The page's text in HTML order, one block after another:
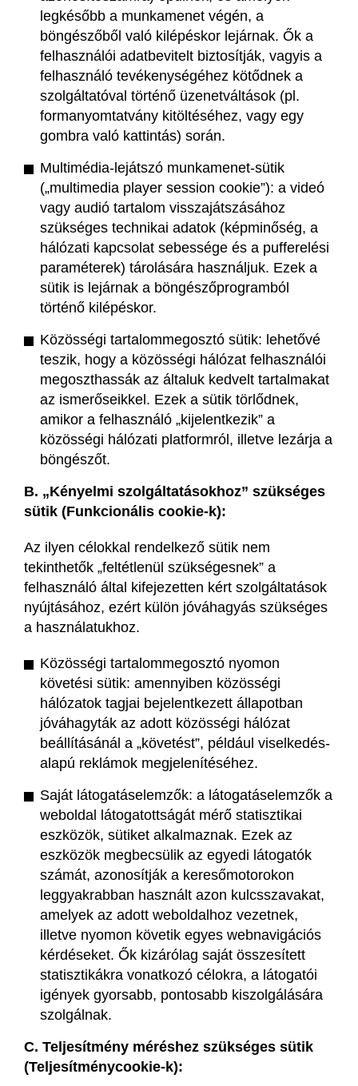
legkésőbb a munkamenet végén, a
böngészőből való kilépéskor lejárnak. Ők a
felhasználói adatbevitelt biztosítják, vagyis a
felhasználó tevékenységéhez kötődnek a
szolgáltatóval történő üzenetváltások (pl.
formanyomtatvány kitöltéséhez, vagy egy
gombra való kattintás) során.
Multimédia-lejátszó munkamenet-sütik
(„multimedia player session cookie”): a videó
vagy audió tartalom visszajátszásához
szükséges technikai adatok (képminőség, a
hálózati kapcsolat sebessége és a pufferelési
paraméterek) tárolására használjuk. Ezek a
sütik is lejárnak a böngészőprogramból
történő kilépéskor.
Közösségi tartalommegosztó sütik: lehetővé
teszik, hogy a közösségi hálózat felhasználói
megoszthassák az általuk kedvelt tartalmakat
az ismerőseikkel. Ezek a sütik törlődnek,
amikor a felhasználó „kijelentkezik” a
közösségi hálózati platformról, illetve lezárja a
böngészőt.
B. „Kényelmi szolgáltatásokhoz” szükséges
sütik (Funkcionális cookie-k):
Az ilyen célokkal rendelkező sütik nem
tekinthetők „feltétlenül szükségesnek” a
felhasználó által kifejezetten kért szolgáltatások
nyújtásához, ezért külön jóváhagyás szükséges
a használatukhoz.
Közösségi tartalommegosztó nyomon
követési sütik: amennyiben közösségi
hálózatok tagjai bejelentkezett állapotban
jóváhagyták az adott közösségi hálózat
beállításánál a „követést”, például viselkedés-
alapú reklámok megjelenítéséhez.
Saját látogatáselemzők: a látogatáselemzők a
weboldal látogatottságát mérő statisztikai
eszközök, sütiket alkalmaznak. Ezek az
eszközök megbecsülik az egyedi látogatók
számát, azonosítják a keresőmotorokon
leggyakrabban használt azon kulcsszavakat,
amelyek az adott weboldalhoz vezetnek,
illetve nyomon követik egyes webnavigációs
kérdéseket. Ők kizárólag saját összesített
statisztikákra vonatkozó célokra, a látogatói
igények gyorsabb, pontosabb kiszolgálására
szolgálnak.
C. Teljesítmény méréshez szükséges sütik
(Teljesítménycookie-k):